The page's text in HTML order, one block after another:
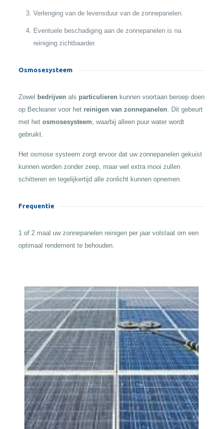
Verlenging van de levensduur van de zonnepanelen.
Eventuele beschadiging aan de zonnepanelen is na
reiniging zichtbaarder.
Osmosesysteem
Zowel bedrijven als particulieren kunnen voortaan beroep doen
op Becleaner voor het reinigen van zonnepanelen. Dit gebeurt
met het osmosesysteem, waarbij alleen puur water wordt
gebruikt.
Het osmose systeem zorgt ervoor dat uw zonnepanelen gekuist
kunnen worden zonder zeep, maar wel extra mooi zullen
schitteren en tegelijkertijd alle zonlicht kunnen opnemen.
Frequentie
1 of 2 maal uw zonnepanelen reinigen per jaar volstaat om een
optimaal rendement te behouden.